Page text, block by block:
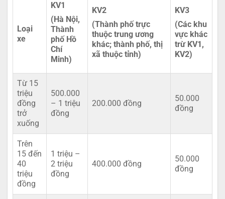
Loại
xe
KV1
(Hà Nội,
Thành
phố Hồ
Chí
Minh)
KV2
(Thành phố trực
thuộc trung ương
khác; thành phố, thị
xã thuộc tỉnh)
KV3
(Các khu
vực khác
trừ KV1,
KV2)
Từ 15
triệu
đồng
trở
xuống
500.000
– 1 triệu
đồng
200.000 đồng
50.000
đồng
Trên
15 đến
40
triệu
đồng
1 triệu –
2 triệu
đồng
400.000 đồng
50.000
đồng